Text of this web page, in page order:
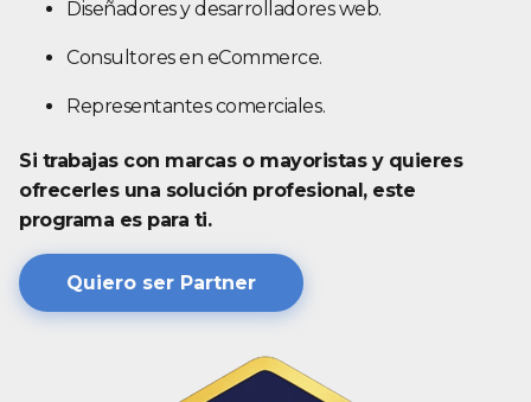
Diseñadores y desarrolladores web.
Consultores en eCommerce.
Representantes comerciales.
Si trabajas con marcas o mayoristas y quieres
ofrecerles una solución profesional, este
programa es para ti.
Quiero ser Partner